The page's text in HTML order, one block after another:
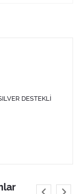
DESTEKLİ